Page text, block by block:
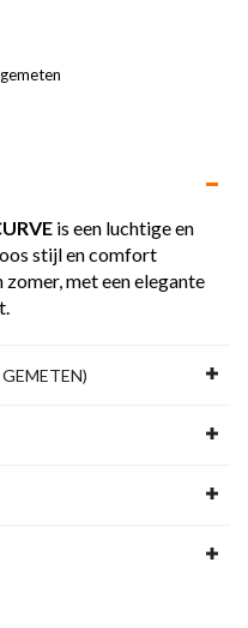
is een luchtige en
stijl en comfort
met een elegante